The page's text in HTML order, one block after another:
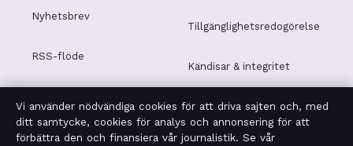
Nyhetsbrev
RSS-flöde
Tillgänglighetsredogörelse
Kändisar & integritet
Integritetspolicy
Vi använder nödvändiga cookies för att driva sajten och, med
ditt samtycke, cookies för analys och annonsering för att
förbättra den och finansiera vår journalistik. Se vår